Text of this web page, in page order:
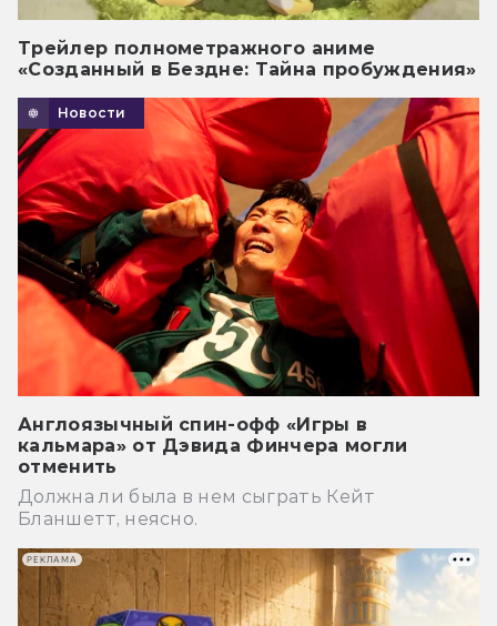
Трейлер полнометражного аниме
«Созданный в Бездне: Тайна пробуждения»
Новости
Англоязычный спин-офф «Игры в
кальмара» от Дэвида Финчера могли
отменить
Должна ли была в нем сыграть Кейт
Бланшетт, неясно.
РЕКЛАМА